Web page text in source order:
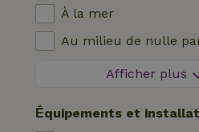
À la mer
Au milieu de nulle
Dans les champs
Dans les polders
Afficher plus
Ḗquipements et